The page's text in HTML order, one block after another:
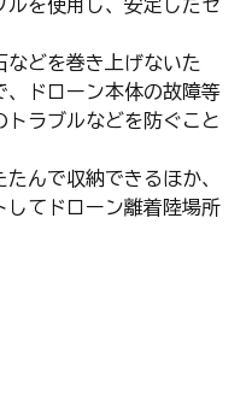
ルを使用し、安定したセ
などを巻き上げないた
、ドローン本体の故障等
トラブルなどを防ぐこと
んで収納できるほか、
してドローン離着陸場所